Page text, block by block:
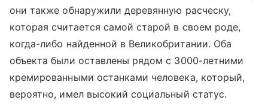
они также обнаружили деревянную расческу,
которая считается самой старой в своем роде,
когда-либо найденной в Великобритании. Оба
объекта были оставлены рядом с 3000-летними
кремированными останками человека, который,
вероятно, имел высокий социальный статус.